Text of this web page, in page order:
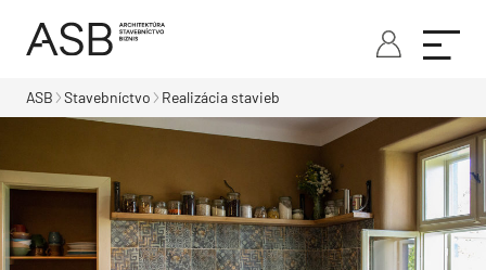
ASB Stavebníctvo Realizácia stavieb